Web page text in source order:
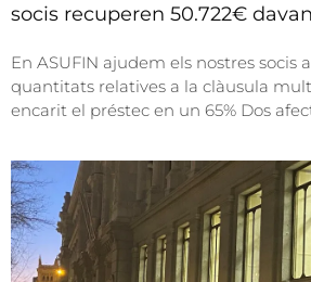
socis recuperen 50.722€
En ASUFIN ajudem els nostres socis
quantitats relatives a la clàusula
encarit el préstec en un 65% Dos